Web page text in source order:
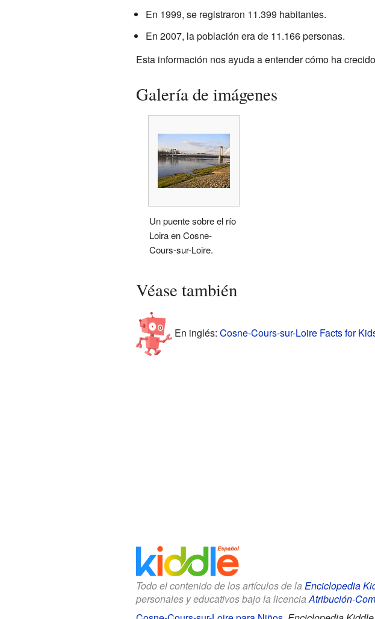
En 1999, se registraron 11.399 habitantes.
En 2007, la población era de 11.166 personas.
Esta información nos ayuda a entender cómo ha
Galería de imágenes
Un puente sobre el río
Loira en Cosne-
Cours-sur-Loire.
Véase también
En inglés: Cosne-Cours-sur-Loire Facts for
Todo el contenido de los artículos de la Enciclopedia
personales y educativos bajo la licencia Atribución-